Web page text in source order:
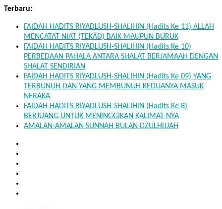
Skip
content
Terbaru:
FAIDAH HADITS RIYADLUSH-SHALIHIN (Hadits Ke 11) ALLAH
MENCATAT NIAT (TEKAD) BAIK MAUPUN BURUK
FAIDAH HADITS RIYADLUSH-SHALIHIN (Hadits Ke 10)
PERBEDAAN PAHALA ANTARA SHALAT BERJAMAAH DENGAN
SHALAT SENDIRIAN
FAIDAH HADITS RIYADLUSH-SHALIHIN (Hadits Ke 09) YANG
TERBUNUH DAN YANG MEMBUNUH KEDUANYA MASUK
NERAKA
FAIDAH HADITS RIYADLUSH-SHALIHIN (Hadits Ke 8)
BERJUANG UNTUK MENINGGIKAN KALIMAT-NYA
AMALAN-AMALAN SUNNAH BULAN DZULHIJJAH